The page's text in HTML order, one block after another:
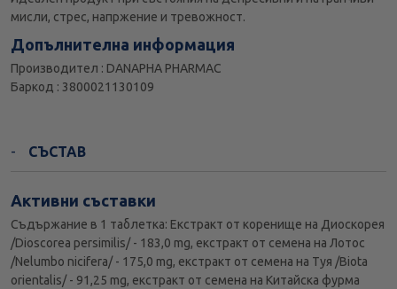
мисли, стрес, напржение и тревожност.
Допълнителна информация
Производител : DANAPHA PHARMAC
Баркод : 3800021130109
СЪСТАВ
Активни съставки
Съдържание в 1 таблетка: Екстракт от коренище на Диоскорея
/Dioscorea persimilis/ - 183,0 mg, екстракт от семена на Лотос
/Nelumbo nicifera/ - 175,0 mg, екстракт от семена на Туя /Biota
orientalis/ - 91,25 mg, екстракт от семена на Китайска фурма